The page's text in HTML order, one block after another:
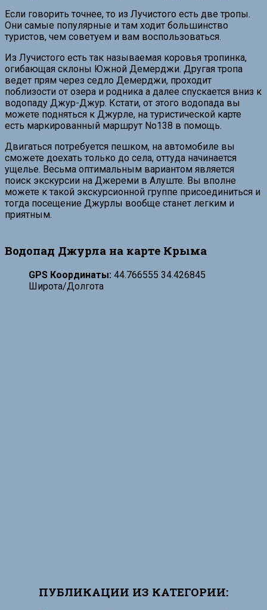
Если говорить точнее, то из Лучистого есть две тропы.
Они самые популярные и там ходит большинство
туристов, чем советуем и вам воспользоваться.
Из Лучистого есть так называемая коровья тропинка,
огибающая склоны Южной Демерджи. Другая тропа
ведет прям через седло Демерджи, проходит
поблизости от озера и родника а далее спускается вниз к
водопаду Джур-Джур. Кстати, от этого водопада вы
можете подняться к Джурле, на туристической карте
есть маркированный маршрут No138 в помощь.
Двигаться потребуется пешком, на автомобиле вы
сможете доехать только до села, оттуда начинается
ущелье. Весьма оптимальным вариантом является
поиск экскурсии на Джереми в Алуште. Вы вполне
можете к такой экскурсионной группе присоединиться и
тогда посещение Джурлы вообще станет легким и
приятным.
Водопад Джурла на карте Крыма
GPS Координаты: 44.766555 34.426845
Широта/Долгота
ПУБЛИКАЦИИ ИЗ КАТЕГОРИИ: